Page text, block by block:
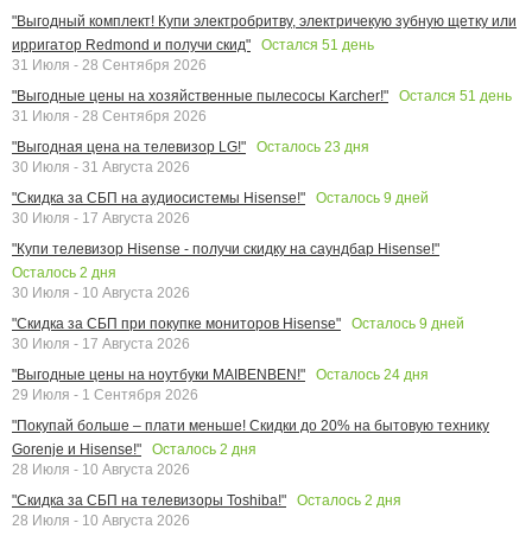
"Выгодный комплект! Купи электробритву, электричекую зубную щетку или
ирригатор Redmond и получи скид"
Остался 51 день
31 Июля - 28 Сентября 2026
"Выгодные цены на хозяйственные пылесосы Karcher!"
Остался 51 день
31 Июля - 28 Сентября 2026
"Выгодная цена на телевизор LG!"
Осталось 23 дня
30 Июля - 31 Августа 2026
"Скидка за СБП на аудиосистемы Hisense!"
Осталось 9 дней
30 Июля - 17 Августа 2026
"Купи телевизор Hisense - получи скидку на саундбар Hisense!"
Осталось 2 дня
30 Июля - 10 Августа 2026
"Скидка за СБП при покупке мониторов Hisense"
Осталось 9 дней
30 Июля - 17 Августа 2026
"Выгодные цены на ноутбуки MAIBENBEN!"
Осталось 24 дня
29 Июля - 1 Сентября 2026
"Покупай больше – плати меньше! Скидки до 20% на бытовую технику
Gorenje и Hisense!"
Осталось 2 дня
28 Июля - 10 Августа 2026
"Скидка за СБП на телевизоры Toshiba!"
Осталось 2 дня
28 Июля - 10 Августа 2026